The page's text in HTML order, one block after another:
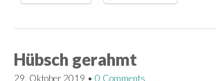
Hübsch gerahmt
29. Oktober 2019 • 0 Comments